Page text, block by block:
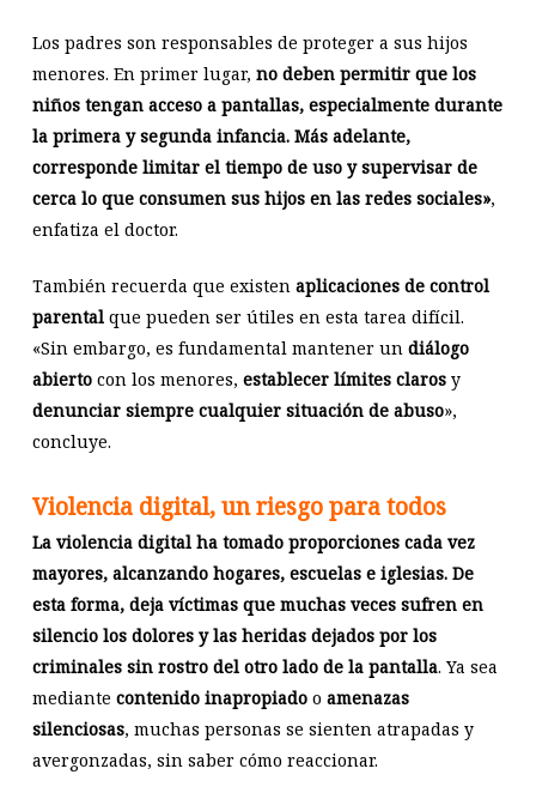
Los padres son responsables de proteger a sus hijos
menores. En primer lugar, no deben permitir que los
niños tengan acceso a pantallas, especialmente durante
la primera y segunda infancia. Más adelante,
corresponde limitar el tiempo de uso y supervisar de
cerca lo que consumen sus hijos en las redes sociales»,
enfatiza el doctor.
También recuerda que existen aplicaciones de control
parentalque pueden ser útiles en esta tarea difícil.
«Sin embargo, es fundamental mantener un diálogo
abiertocon los menores, establecer límites clarosy
denunciar siempre cualquier situación de abuso»,
concluye.
Violencia digital, un riesgo para todos
La violencia digital ha tomado proporciones cada vez
mayores, alcanzando hogares, escuelas e iglesias. De
esta forma, deja víctimas que muchas veces sufren en
silencio los dolores y las heridas dejados por los
criminales sin rostro del otro lado de la pantalla. Ya sea
mediante contenido inapropiadoo amenazas
silenciosas, muchas personas se sienten atrapadas y
avergonzadas, sin saber cómo reaccionar.